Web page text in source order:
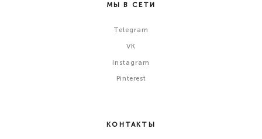
МЫ В СЕТИ
Telegram
VK
Instagram
Pinterest
КОНТАКТЫ